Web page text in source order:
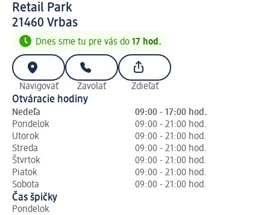
Retail Park
2 1 4 6 0
21460 Vrbas
Dnes sme tu pre vás do 17 hod.
Navigovať Zavolať Zdieľať
Otváracie hodiny
Nedeľa
09:00 - 17:00 hod.
Pondelok
09:00 - 21:00 hod.
Utorok
09:00 - 21:00 hod.
Streda
09:00 - 21:00 hod.
Štvrtok
09:00 - 21:00 hod.
Piatok
09:00 - 21:00 hod.
Sobota
09:00 - 21:00 hod.
Čas špičky
Pondelok